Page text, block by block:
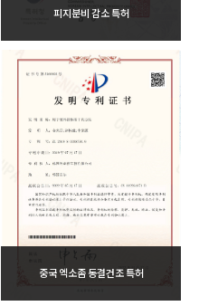
피지분비 감소 특허
중국 엑소좀 동결건조 특허